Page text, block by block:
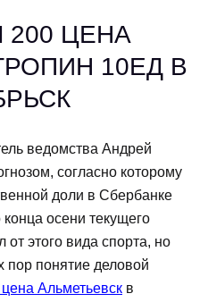
ЦЕНА
10ЕД В
ведомства Андрей
согласно которому
доли в Сбербанке
осени текущего
этого вида спорта, но
пор понятие деловой
Альметьевск в